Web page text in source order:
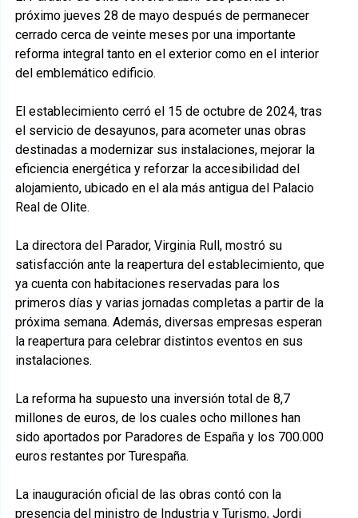
próximo jueves 28 de mayo después de permanecer
cerrado cerca de veinte meses por una importante
reforma integral tanto en el exterior como en el interior
del emblemático edificio.
El establecimiento cerró el 15 de octubre de 2024, tras
el servicio de desayunos, para acometer unas obras
destinadas a modernizar sus instalaciones, mejorar la
eficiencia energética y reforzar la accesibilidad del
alojamiento, ubicado en el ala más antigua del Palacio
Real de Olite.
La directora del Parador, Virginia Rull, mostró su
satisfacción ante la reapertura del establecimiento, que
ya cuenta con habitaciones reservadas para los
primeros días y varias jornadas completas a partir de la
próxima semana. Además, diversas empresas esperan
la reapertura para celebrar distintos eventos en sus
instalaciones.
La reforma ha supuesto una inversión total de 8,7
millones de euros, de los cuales ocho millones han
sido aportados por Paradores de España y los 700.000
euros restantes por Turespaña.
La inauguración oficial de las obras contó con la
presencia del ministro de Industria y Turismo, Jordi